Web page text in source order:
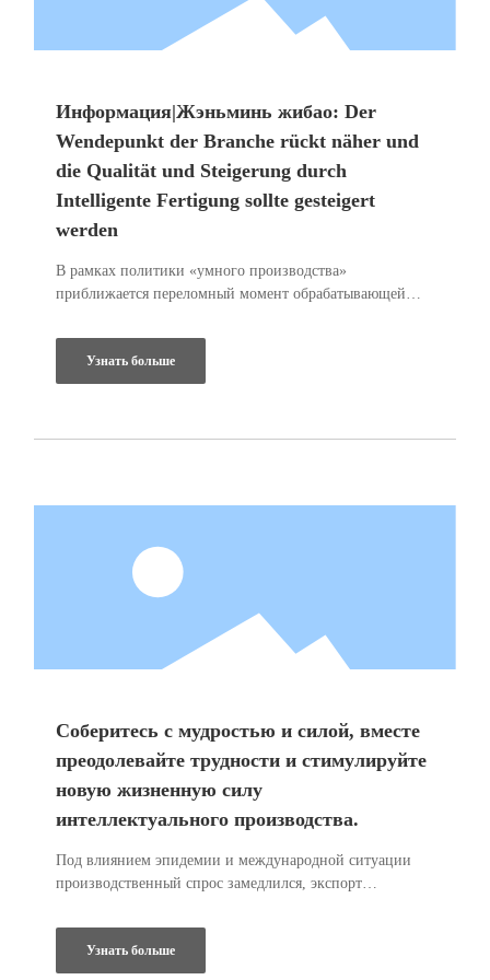
Информация|Жэньминь жибао: Der
Wendepunkt der Branche rückt näher und
die Qualität und Steigerung durch
Intelligente Fertigung sollte gesteigert
werden
В рамках политики «умного производства»
приближается переломный момент обрабатывающей
сосредоточиться на создании профессиональных
системных решений высокого уровня для типичных
сценариев и отдельных отраслей, а также легких и
Узнать больше
Соберитесь с мудростью и силой, вместе
преодолевайте трудности и стимулируйте
новую жизненную силу
интеллектуального производства.
Под влиянием эпидемии и международной ситуации
производственный спрос замедлился, экспорт
Столкнувшись с таким затруднительным положением,
только инновации могут найти новые прорывы для
предприятий и общества.
Узнать больше